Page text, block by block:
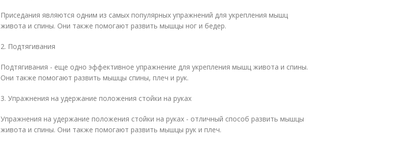
Приседания являются одним из самых популярных упражнений для укрепления мышц
живота и спины. Они также помогают развить мышцы ног и бедер.
2. Подтягивания
Подтягивания - еще одно эффективное упражнение для укрепления мышц живота и спины.
Они также помогают развить мышцы спины, плеч и рук.
3. Упражнения на удержание положения стойки на руках
Упражнения на удержание положения стойки на руках - отличный способ развить мышцы
живота и спины. Они также помогают развить мышцы рук и плеч.